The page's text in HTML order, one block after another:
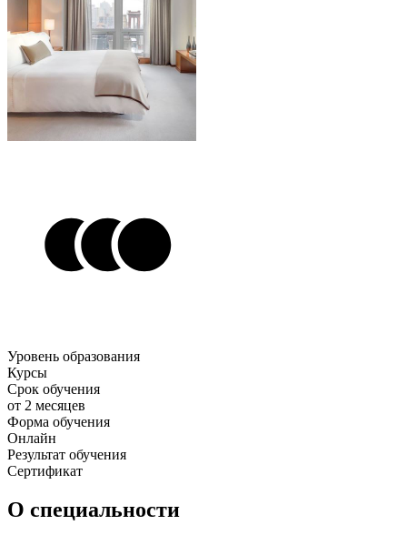
Уровень образования
Курсы
Срок обучения
от 2 месяцев
Форма обучения
Онлайн
Результат обучения
Сертификат
О специальности